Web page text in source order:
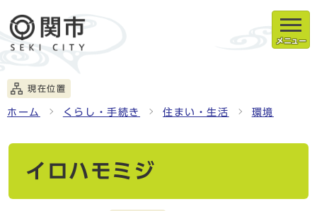
メニュー
現在位置
ホーム くらし・手続き 住まい・生活 環境
イロハモミジ